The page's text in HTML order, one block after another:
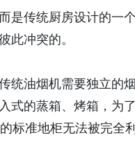
是传统厨房设计的一
此冲突的。
统油烟机需要独立的
式的蒸箱、烤箱，
标准地柜无法被完全